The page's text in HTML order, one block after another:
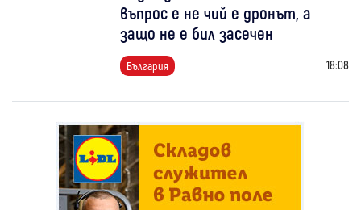
въпрос е не чий е дронът, а
защо не е бил засечен
България 18:08